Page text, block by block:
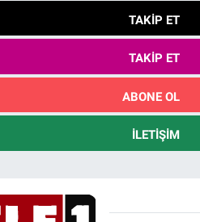
TAKIP ET
TAKIP ET
ABONE OL
İLETIŞIM